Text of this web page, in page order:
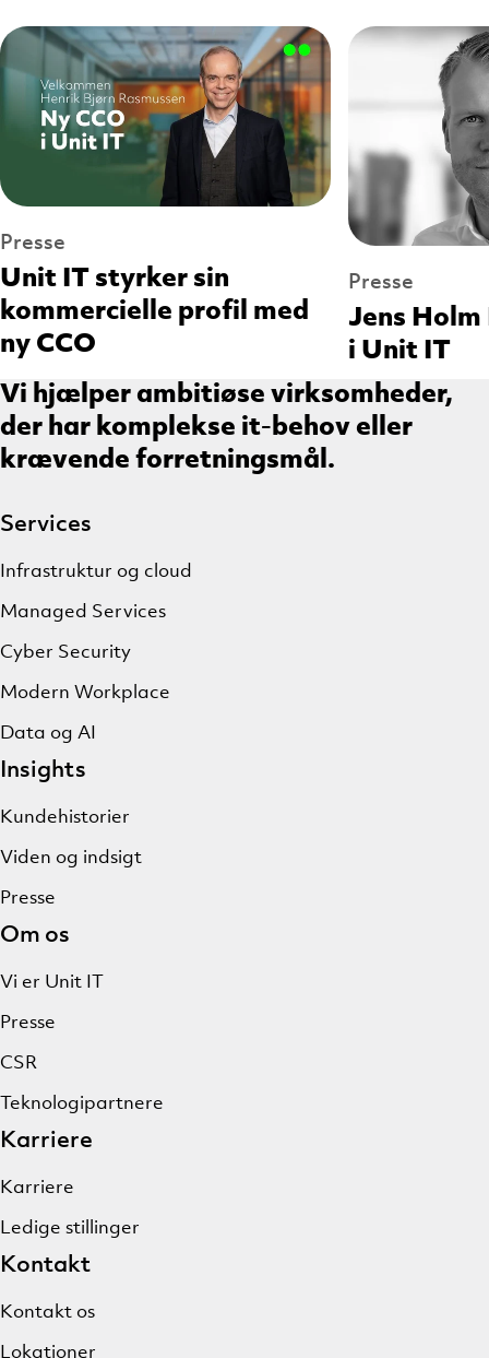
Presse
Unit IT styrker sin
kommercielle profil med
ny CCO
Presse
Jens Holm
i Unit IT
Vi hjælper ambitiøse virksomheder,
der har komplekse it-behov eller
krævende forretningsmål.
Services
Infrastruktur og cloud
Managed Services
Cyber Security
Modern Workplace
Data og AI
Insights
Kundehistorier
Viden og indsigt
Presse
Om os
Vi er Unit IT
Presse
CSR
Teknologipartnere
Karriere
Karriere
Ledige stillinger
Kontakt
Kontakt os
Lokationer